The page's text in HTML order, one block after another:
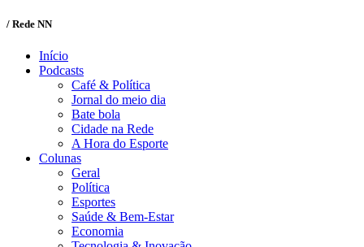
/ Rede NN
Início
Podcasts
Café & Política
Jornal do meio dia
Bate bola
Cidade na Rede
A Hora do Esporte
Colunas
Geral
Política
Esportes
Saúde & Bem-Estar
Economia